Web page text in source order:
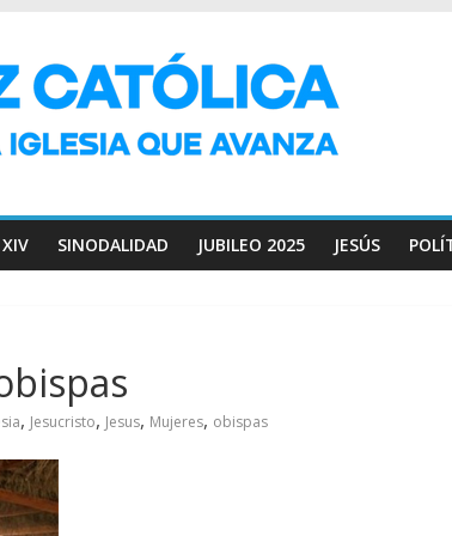
SINODALIDAD JUBILEO 2025 JESÚS
, Jesucristo, Jesus, Mujeres, obispas